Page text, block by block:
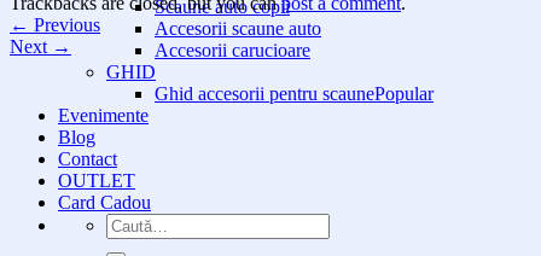
Scaune auto copii
Accesorii scaune auto
Accesorii carucioare
GHID
Ghid accesorii pentru scaune
Evenimente
Blog
Contact
OUTLET
Card Cadou
Caută
după:
← Previous
Next →